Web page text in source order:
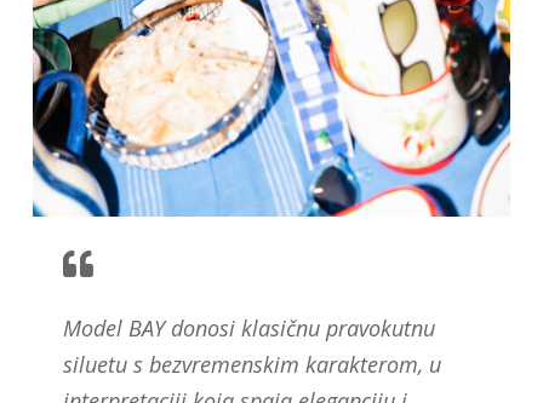
Model BAY donosi klasičnu pravokutnu
siluetu s bezvremenskim karakterom, u